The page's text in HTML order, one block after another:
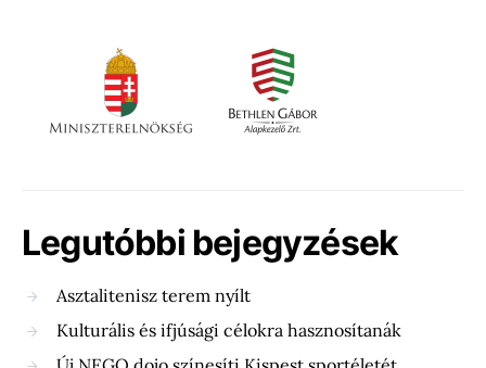
Legutóbbi bejegyzések
Asztalitenisz terem nyílt
Kulturális és ifjúsági célokra hasznosítanák